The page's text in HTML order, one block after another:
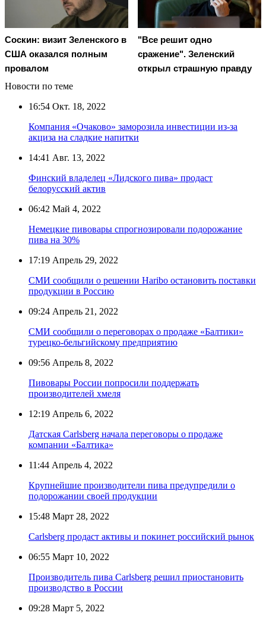
Соскин: визит Зеленского в
США оказался полным
провалом
"Все решит одно
сражение". Зеленский
открыл страшную правду
Новости по теме
16:54 Окт. 18, 2022
Компания «Очаково» заморозила инвестиции из-за
акциза на сладкие напитки
14:41 Авг. 13, 2022
Финский владелец «Лидского пива» продаст
белорусский актив
06:42 Май 4, 2022
Немецкие пивовары спрогнозировали подорожание
пива на 30%
17:19 Апрель 29, 2022
СМИ сообщили о решении Haribo остановить поставки
продукции в Россию
09:24 Апрель 21, 2022
СМИ сообщили о переговорах о продаже «Балтики»
турецко-бельгийскому предприятию
09:56 Апрель 8, 2022
Пивовары России попросили поддержать
производителей хмеля
12:19 Апрель 6, 2022
Датская Carlsberg начала переговоры о продаже
компании «Балтика»
11:44 Апрель 4, 2022
Крупнейшие производители пива предупредили о
подорожании своей продукции
15:48 Март 28, 2022
Carlsberg продаст активы и покинет российский рынок
06:55 Март 10, 2022
Производитель пива Carlsberg решил приостановить
производство в России
09:28 Март 5, 2022